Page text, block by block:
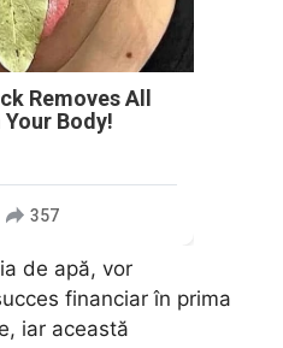
Removes All
Body!
357
de apă, vor
financiar în prima
iar această